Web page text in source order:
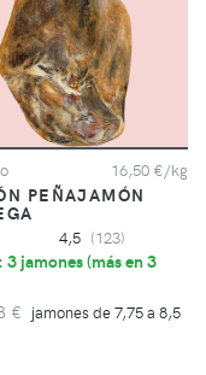
16,50 €/kg
PEÑAJAMÓN
4,5 (123)
3 jamones (más en 3
€ jamones de 7,75 a 8,5